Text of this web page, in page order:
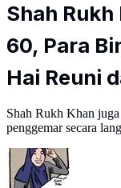
Shah
60, Para
Hai Reuni
Shah Rukh Khan
penggemar secara